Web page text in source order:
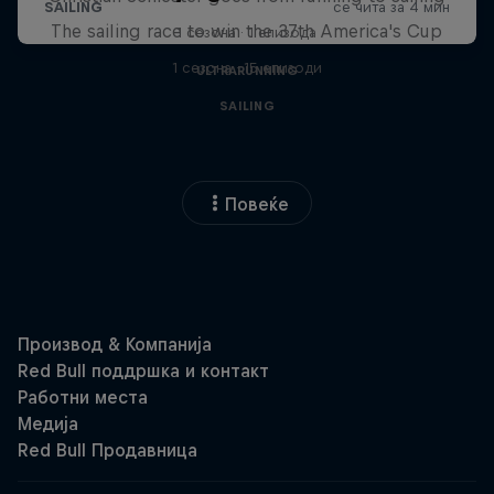
1 сезона · 1 епизода
ULTRARUNNING
The sailing race to win the 37th America's Cup
1 сезона · 15 епизоди
SAILING
Повеќе